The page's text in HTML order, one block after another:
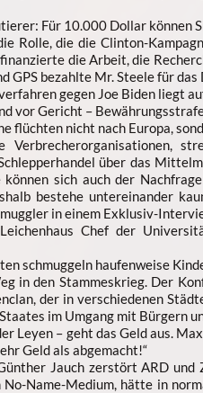
Für 10.000 Dollar können
Rolle, die die Clinton-
die Arbeit, die
GPS bezahlte Mr. Steele für
gegen Joe Biden liegt
vor Gericht –
flüchten nicht nach Europa,
Verbrecherorganisationen,
über das
können sich auch der
bestehe untereinander
in einem Exklusiv-
Chef der
schmuggeln haufenweise
in den Stammeskrieg. Der
der in verschiedenen
im Umgang mit Bürgern
Leyen – geht das Geld aus.
Geld als abgemacht!“
Jauch zerstört ARD
No-Name-Medium, hätte in